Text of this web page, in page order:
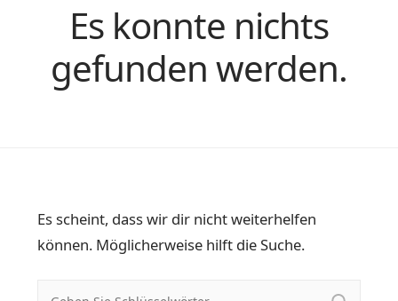
Es konnte nichts
gefunden werden.
Es scheint, dass wir dir nicht weiterhelfen
können. Möglicherweise hilft die Suche.